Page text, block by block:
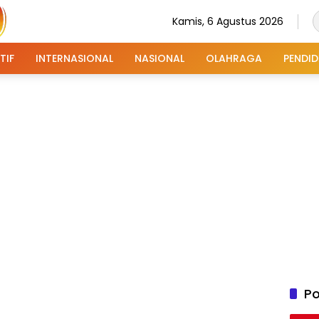
Kamis, 6 Agustus 2026
INTERNASIONAL NASIONAL OLAHRAGA